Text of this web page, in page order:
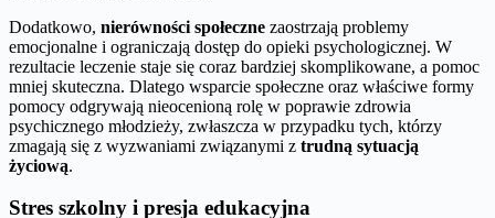
Dodatkowo, nierówności społeczne zaostrzają problemy
emocjonalne i ograniczają dostęp do opieki psychologicznej. W
rezultacie leczenie staje się coraz bardziej skomplikowane, a pomoc
mniej skuteczna. Dlatego wsparcie społeczne oraz właściwe formy
pomocy odgrywają nieocenioną rolę w poprawie zdrowia
psychicznego młodzieży, zwłaszcza w przypadku tych, którzy
zmagają się z wyzwaniami związanymi z trudną sytuacją
życiową.
Stres szkolny i presja edukacyjna